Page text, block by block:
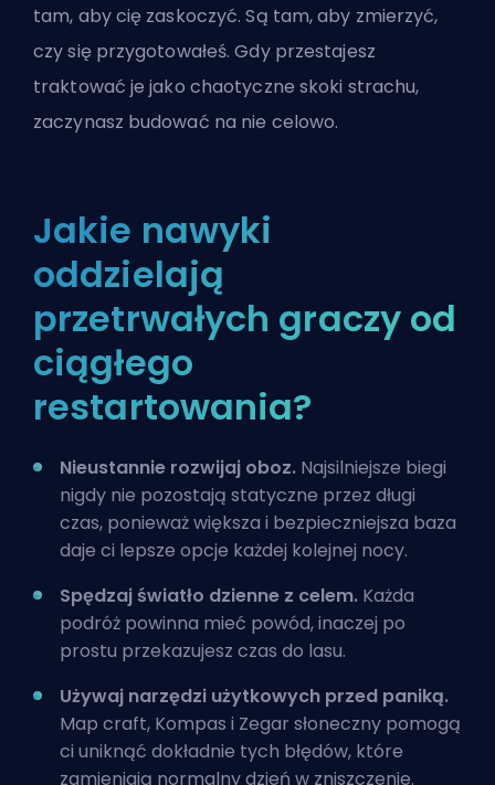
tam, aby cię zaskoczyć. Są tam, aby zmierzyć,
czy się przygotowałeś. Gdy przestajesz
traktować je jako chaotyczne skoki strachu,
zaczynasz budować na nie celowo.
Jakie nawyki
oddzielają
przetrwałych graczy od
ciągłego
restartowania?
Nieustannie rozwijaj oboz. Najsilniejsze biegi
nigdy nie pozostają statyczne przez długi
czas, ponieważ większa i bezpieczniejsza baza
daje ci lepsze opcje każdej kolejnej nocy.
Spędzaj światło dzienne z celem. Każda
podróż powinna mieć powód, inaczej po
prostu przekazujesz czas do lasu.
Używaj narzędzi użytkowych przed paniką.
Map craft, Kompas i Zegar słoneczny pomogą
ci uniknąć dokładnie tych błędów, które
zamieniają normalny dzień w zniszczenie.